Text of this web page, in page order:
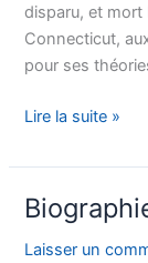
disparu, et mort
Connecticut,
pour ses
Biographie
Joseph
Schumpeter
Lire la suite »
Laisser un